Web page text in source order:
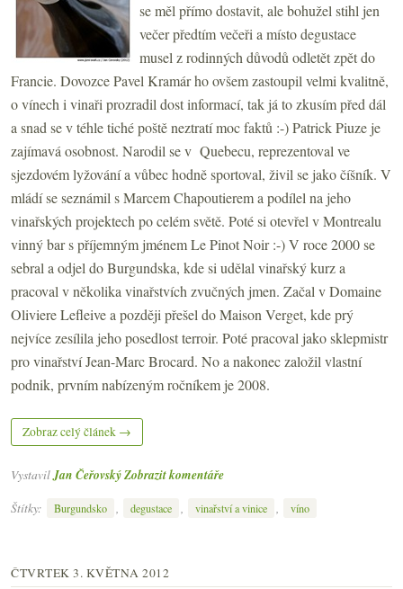
se měl přímo dostavit, ale bohužel stihl jen
večer předtím večeři a místo degustace
musel z rodinných důvodů odletět zpět do
Francie. Dovozce Pavel Kramár ho ovšem zastoupil velmi kvalitně,
o vínech i vinaři prozradil dost informací, tak já to zkusím před dál
a snad se v téhle tiché poště neztratí moc faktů :-) Patrick Piuze je
zajímavá osobnost. Narodil se v Quebecu, reprezentoval ve
sjezdovém lyžování a vůbec hodně sportoval, živil se jako číšník. V
mládí se seznámil s Marcem Chapoutierem a podílel na jeho
vinařských projektech po celém světě. Poté si otevřel v Montrealu
vinný bar s příjemným jménem Le Pinot Noir :-) V roce 2000 se
sebral a odjel do Burgundska, kde si udělal vinařský kurz a
pracoval v několika vinařstvích zvučných jmen. Začal v Domaine
Oliviere Lefleive a později přešel do Maison Verget, kde prý
nejvíce zesílila jeho posedlost terroir. Poté pracoval jako sklepmistr
pro vinařství Jean-Marc Brocard. No a nakonec založil vlastní
podnik, prvním nabízeným ročníkem je 2008.
Zobraz celý článek →
VystavilJan ČeřovskýZobrazit komentáře
Štítky:
Burgundsko , degustace , vinařství a vinice , víno
ČTVRTEK 3. KVĚTNA 2012